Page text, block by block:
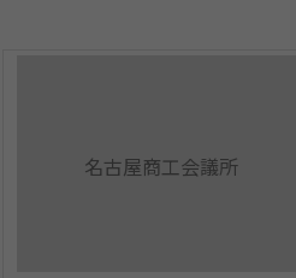
名古屋商工会議所